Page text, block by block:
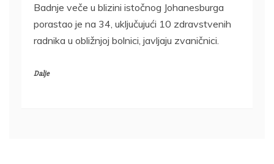
Badnje veče u blizini istočnog Johanesburga
porastao je na 34, uključujući 10 zdravstvenih
radnika u obližnjoj bolnici, javljaju zvaničnici.
Dalje